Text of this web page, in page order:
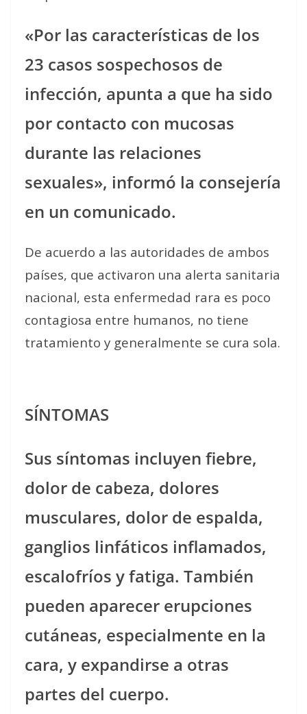
«Por las características de los
23 casos sospechosos de
infección, apunta a que ha sido
por contacto con mucosas
durante las relaciones
sexuales», informó la consejería
en un comunicado.
De acuerdo a las autoridades de ambos
países, que activaron una alerta sanitaria
nacional, esta enfermedad rara es poco
contagiosa entre humanos, no tiene
tratamiento y generalmente se cura sola.
SÍNTOMAS
Sus síntomas incluyen fiebre,
dolor de cabeza, dolores
musculares, dolor de espalda,
ganglios linfáticos inflamados,
escalofríos y fatiga. También
pueden aparecer erupciones
cutáneas, especialmente en la
cara, y expandirse a otras
partes del cuerpo.